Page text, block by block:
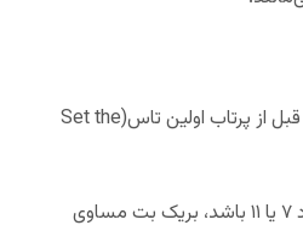
۱- شرط بریک بت (Brick bet) قبل از پرتاب اولین تاس(Set the
۲- اگر رول Set the Point عدد ۷ یا ۱۱ باشد، بریک بت مساوی